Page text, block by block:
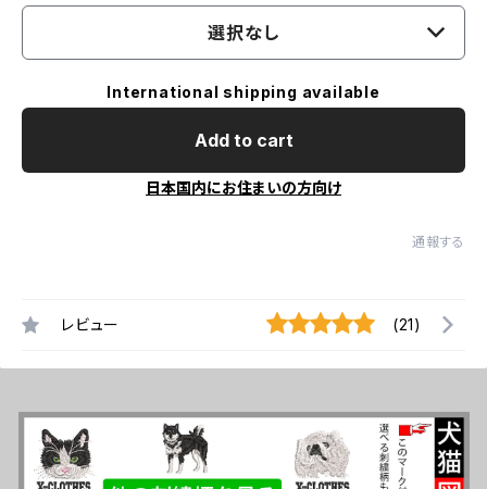
選択なし
International shipping available
Add to cart
日本国内にお住まいの方向け
通報する
レビュー (21)